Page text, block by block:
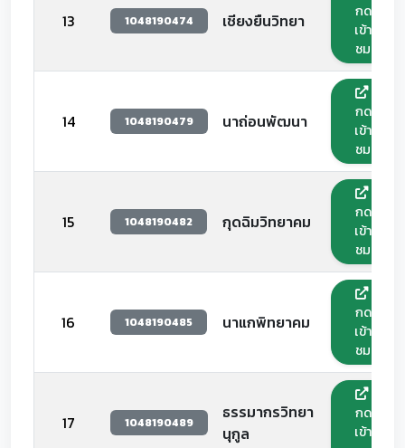
13 1048190474 เชียงยืนวิทยา
กด
เข้า
ชม
14 1048190479 นาถ่อนพัฒนา
กด
เข้า
ชม
15 1048190482 กุดฉิมวิทยาคม
กด
เข้า
ชม
16 1048190485 นาแกพิทยาคม
กด
เข้า
ชม
17 1048190489
ธรรมากรวิทยา
นุกูล
กด
เข้า